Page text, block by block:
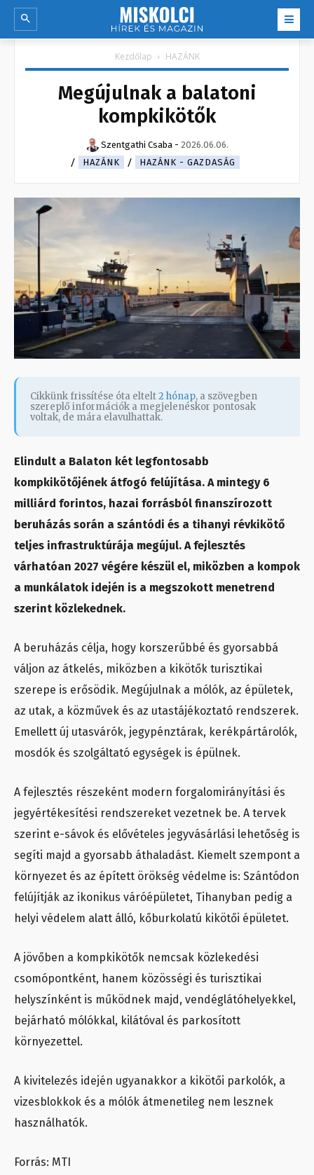
Kezdőlap HAZÁNK
Megújulnak a balatoni
kompkikötők
Szentgathi Csaba - 2026.06.06.
HAZÁNK
HAZÁNK - GAZDASÁG
Cikkünk frissítése óta eltelt2 hónap, a szövegben
szereplő információk a megjelenéskor pontosak
voltak, de mára elavulhattak.
Elindult a Balaton két legfontosabb
kompkikötőjének átfogó felújítása. A mintegy 6
milliárd forintos, hazai forrásból finanszírozott
beruházás során a szántódi és a tihanyi révkikötő
teljes infrastruktúrája megújul. A fejlesztés
várhatóan 2027 végére készül el, miközben a kompok
a munkálatok idején is a megszokott menetrend
szerint közlekednek.
A beruházás célja, hogy korszerűbbé és gyorsabbá
váljon az átkelés, miközben a kikötők turisztikai
szerepe is erősödik. Megújulnak a mólók, az épületek,
az utak, a közművek és az utastájékoztató rendszerek.
Emellett új utasvárók, jegypénztárak, kerékpártárolók,
mosdók és szolgáltató egységek is épülnek.
A fejlesztés részeként modern forgalomirányítási és
jegyértékesítési rendszereket vezetnek be. A tervek
szerint e-sávok és elővételes jegyvásárlási lehetőség is
segíti majd a gyorsabb áthaladást. Kiemelt szempont a
környezet és az épített örökség védelme is: Szántódon
felújítják az ikonikus váróépületet, Tihanyban pedig a
helyi védelem alatt álló, kőburkolatú kikötői épületet.
A jövőben a kompkikötők nemcsak közlekedési
csomópontként, hanem közösségi és turisztikai
helyszínként is működnek majd, vendéglátóhelyekkel,
bejárható mólókkal, kilátóval és parkosított
környezettel.
A kivitelezés idején ugyanakkor a kikötői parkolók, a
vizesblokkok és a mólók átmenetileg nem lesznek
használhatók.
Forrás: MTI